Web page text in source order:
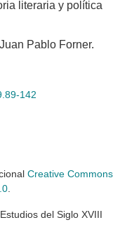
literaria y política
Pablo Forner.
142
Creative Commons
.
del Siglo XVIII